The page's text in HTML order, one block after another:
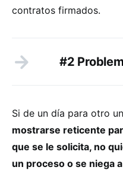
contratos firmados.
#2
Si de un día para otro
mostrarse reticente
que se le solicita, no
un proceso o se niega